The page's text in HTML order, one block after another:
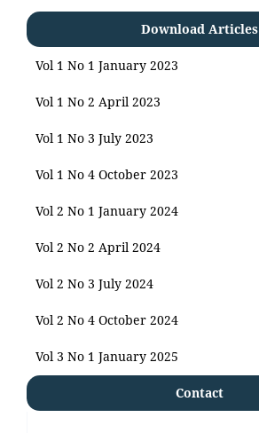
Download Articles
Vol 1 No 1 January 2023
Vol 1 No 2 April 2023
Vol 1 No 3 July 2023
Vol 1 No 4 October 2023
Vol 2 No 1 January 2024
Vol 2 No 2 April 2024
Vol 2 No 3 July 2024
Vol 2 No 4 October 2024
Vol 3 No 1 January 2025
Contact